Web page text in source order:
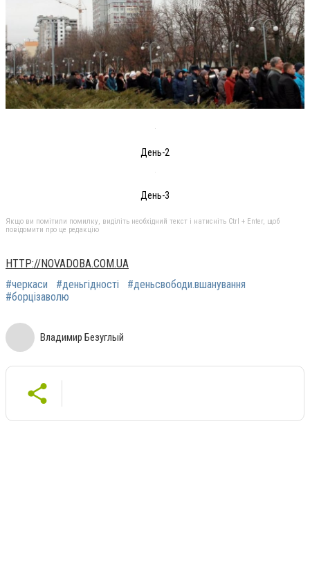
День-2
День-3
Якщо ви помітили помилку, виділіть необхідний текст і натисніть Ctrl + Enter, щоб
повідомити про це редакцію
HTTP://NOVADOBA.COM.UA
#черкаси
#деньгідності
#деньсвободи.вшанування
#борцізаволю
Владимир Безуглый